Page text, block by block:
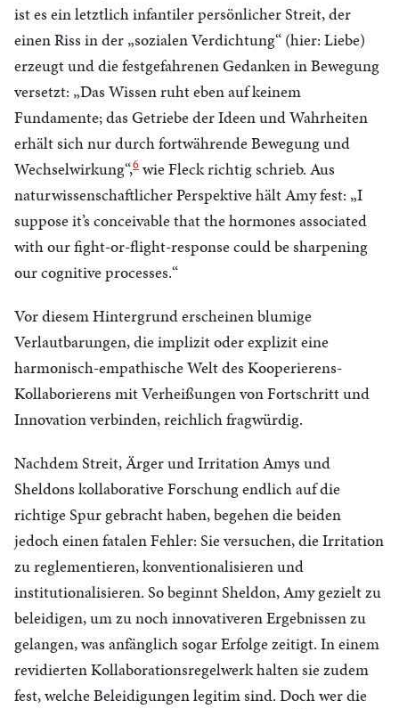
ist es ein letztlich infantiler persönlicher Streit, der
einen Riss in der „sozialen Verdichtung“ (hier: Liebe)
erzeugt und die festgefahrenen Gedanken in Bewegung
versetzt: „Das Wissen ruht eben auf keinem
Fundamente; das Getriebe der Ideen und Wahrheiten
erhält sich nur durch fortwährende Bewegung und
Wechselwirkung“,6 wie Fleck richtig schrieb. Aus
naturwissenschaftlicher Perspektive hält Amy fest: „I
suppose it’s conceivable that the hormones associated
with our fight-or-flight-response could be sharpening
our cognitive processes.“
Vor diesem Hintergrund erscheinen blumige
Verlautbarungen, die implizit oder explizit eine
harmonisch-empathische Welt des Kooperierens-
Kollaborierens mit Verheißungen von Fortschritt und
Innovation verbinden, reichlich fragwürdig.
Nachdem Streit, Ärger und Irritation Amys und
Sheldons kollaborative Forschung endlich auf die
richtige Spur gebracht haben, begehen die beiden
jedoch einen fatalen Fehler: Sie versuchen, die Irritation
zu reglementieren, konventionalisieren und
institutionalisieren. So beginnt Sheldon, Amy gezielt zu
beleidigen, um zu noch innovativeren Ergebnissen zu
gelangen, was anfänglich sogar Erfolge zeitigt. In einem
revidierten Kollaborationsregelwerk halten sie zudem
fest, welche Beleidigungen legitim sind. Doch wer die